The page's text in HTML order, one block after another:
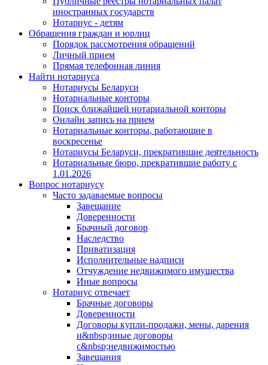
иностранных государств
Нотариус - детям
Обращения граждан и юрлиц
Порядок рассмотрения обращений
Личный прием
Прямая телефонная линия
Найти нотариуса
Нотариусы Беларуси
Нотариальные конторы
Поиск ближайшей нотариальной конторы
Онлайн запись на прием
Нотариальные конторы, работающие в
воскресенье
Нотариусы Беларуси, прекратившие деятельность
Нотариальные бюро, прекратившие работу с
1.01.2026
Вопрос нотариусу
Часто задаваемые вопросы
Завещание
Доверенности
Брачный договор
Наследство
Приватизация
Исполнительные надписи
Отчуждение недвижимого имущества
Иные вопросы
Нотариус отвечает
Брачные договоры
Доверенности
Договоры купли-продажи, мены, дарения
и&nbsp;иные договоры
с&nbsp;недвижимостью
Завещания